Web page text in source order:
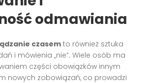
odmawiania
czasem to również sztuka
i mówienia „nie”. Wiele osób ma
części obowiązków innym
nowych zobowiązań, co prowadzi